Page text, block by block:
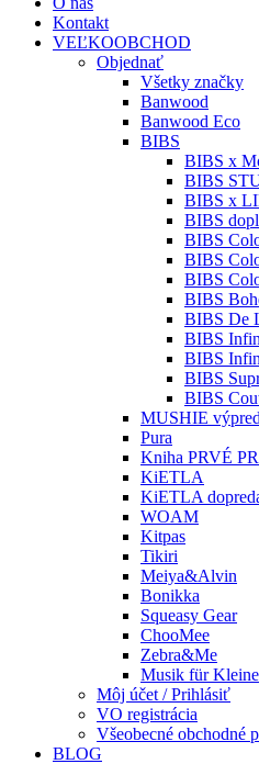
Kontakt
VEĽKOOBCHOD
Objednať
Všetky značky
Banwood
Banwood Eco
BIBS
BIBS x
BIBS
BIBS x
BIBS
BIBS
BIBS
BIBS
BIBS
BIBS De
BIBS
BIBS
BIBS
BIBS
MUSHIE
Pura
Kniha PRVÉ
KiETLA
KiETLA
WOAM
Kitpas
Tikiri
Meiya&Alvin
Bonikka
Squeasy Gear
ChooMee
Zebra&Me
Musik für Kleine
Môj účet / Prihlásiť
VO registrácia
Všeobecné obchodné
BLOG